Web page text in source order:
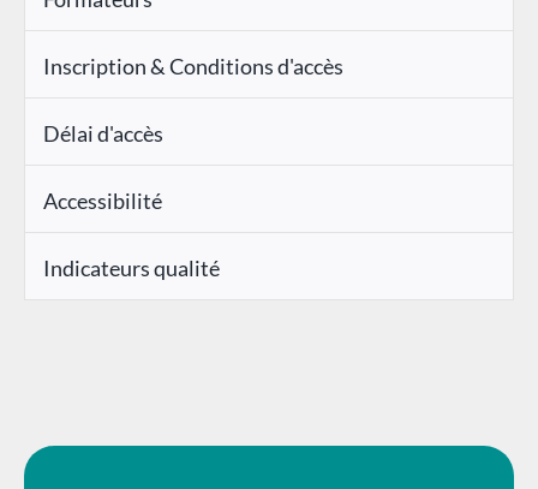
Inscription & Conditions d'accès
Délai d'accès
Accessibilité
Indicateurs qualité